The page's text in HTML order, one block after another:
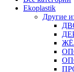
Ekoplastik
Другие